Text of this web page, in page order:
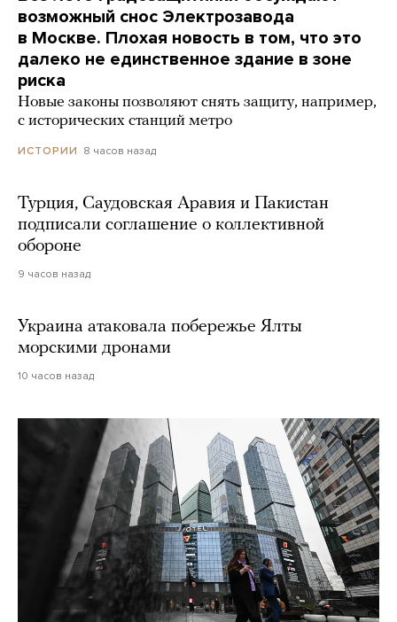
возможный снос Электрозавода
в Москве. Плохая новость в том, что это
далеко не единственное здание в зоне
риска
Новые законы позволяют снять защиту, например,
с исторических станций метро
ИСТОРИИ 8 часов назад
Турция, Саудовская Аравия и Пакистан
подписали соглашение о коллективной
обороне
9 часов назад
Украина атаковала побережье Ялты
морскими дронами
10 часов назад